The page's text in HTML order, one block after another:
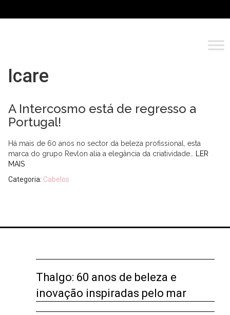
Icare
A Intercosmo está de regresso a
Portugal!
Há mais de 60 anos no sector da beleza profissional, esta
marca do grupo Revlon alia a elegância da criatividade…
LER
MAIS
Categoria: Cabelos
Thalgo: 60 anos de beleza e
inovação inspiradas pelo mar